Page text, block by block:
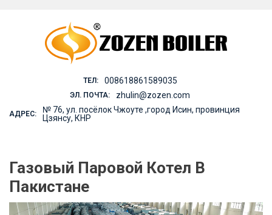
ТЕЛ: 008618861589035
ЭЛ. ПОЧТА: zhulin@zozen.com
АДРЕС:
№ 76, ул. посёлок Чжоуте ,город Исин, провинция
Цзянсу, КНР
Газовый Паровой Котел В
Пакистане